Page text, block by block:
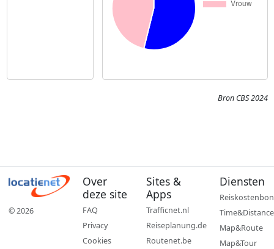
Bron CBS 2024
© 2026
Over
deze site
FAQ
Privacy
Cookies
Sites &
Apps
Trafficnet.nl
Reiseplanung.de
Routenet.be
Diensten
Reiskostenbon
Time&Distance
Map&Route
Map&Tour